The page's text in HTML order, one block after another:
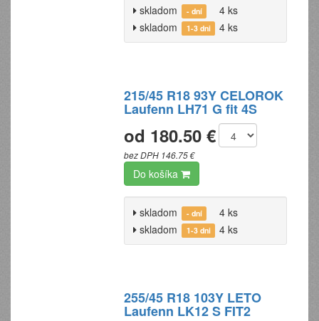
skladom - dní
4 ks
skladom
1-3 dni 4 ks
215/45 R18 93Y CELOROK
Laufenn LH71 G fit 4S
od 180.50 €
bez DPH 146.75 €
Do košíka
skladom - dní
4 ks
skladom
1-3 dni 4 ks
255/45 R18 103Y LETO
Laufenn LK12 S FIT2